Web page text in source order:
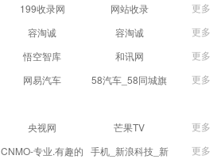
收录
片素材网站-正版商
199收录网 网站收录
更多
容淘诚 容淘诚
更多
悟空智库 和讯网
更多
网易汽车
58汽车_58同城旗
更多
央视网 芒果TV
更多
CNMO-专业.有趣的 手机_新浪科技_新
更多